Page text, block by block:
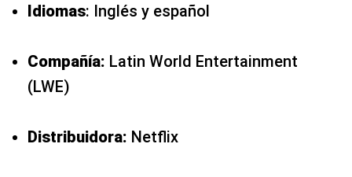
Idiomas: Inglés y español
Compañía: Latin World Entertainment
(LWE)
Distribuidora: Netflix